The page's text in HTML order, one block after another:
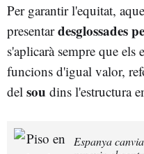
Per garantir l'equitat,
presentardesglossades
s'aplicarà sempre que els
funcions d'igual valor,
del sou dins l'estructura
Espanya